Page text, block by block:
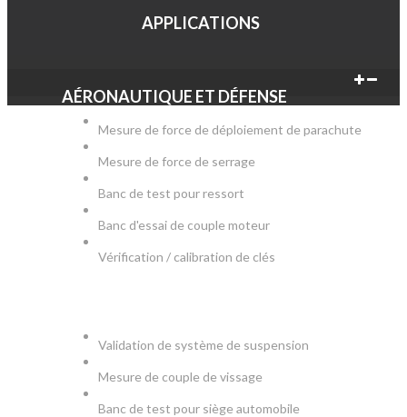
APPLICATIONS
AÉRONAUTIQUE ET DÉFENSE
Mesure de force de déploiement de parachute
Mesure de force de serrage
Banc de test pour ressort
Banc d'essai de couple moteur
Vérification / calibration de clés
Validation de système de suspension
Mesure de couple de vissage
Banc de test pour siège automobile